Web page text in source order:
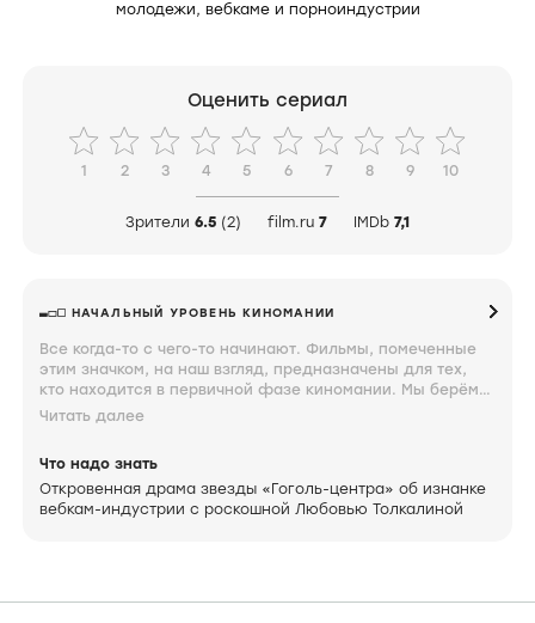
молодежи, вебкаме и порноиндустрии
Оценить сериал
1 2 3 4 5 6 7 8 9 10
Зрители 6.5 (2) film.ru 7 IMDb 7,1
НАЧАЛЬНЫЙ УРОВЕНЬ КИНОМАНИИ
Все когда-то с чего-то начинают. Фильмы, помеченные
этим значком, на наш взгляд, предназначены для тех,
кто находится в первичной фазе киномании. Мы берём
такие мягкие формулировки, потому что этот период
таким значком, должен знать каждый.
Читать далее
Что надо знать
Откровенная драма звезды «Гоголь-центра» об изнанке
вебкам-индустрии с роскошной Любовью Толкалиной